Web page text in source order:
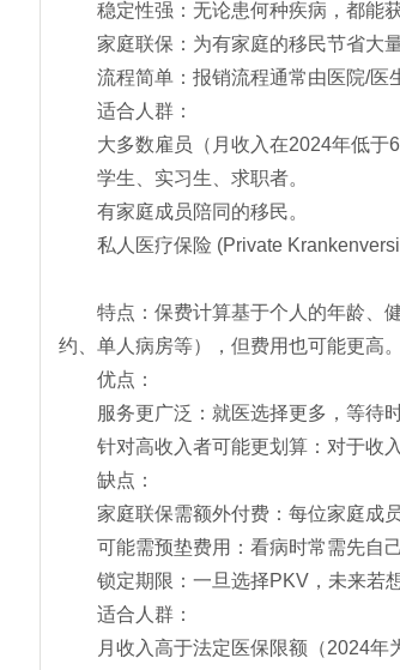
稳定性强：无论患何种疾病，都能
家庭联保：为有家庭的移民节省大量
流程简单：报销流程通常由医院/医
适合人群：
大多数雇员（月收入在2024年低于
学生、实习生、求职者。
有家庭成员陪同的移民。
私人医疗保险 (Private
特点：保费计算基于个人的年龄、
约、单人病房等），但费用也可能更高。
优点：
服务更广泛：就医选择更多，等待
针对高收入者可能更划算：对于收
缺点：
家庭联保需额外付费：每位家庭成
可能需预垫费用：看病时常需先自
锁定期限：一旦选择PKV，未来若
适合人群：
月收入高于法定医保限额（2024年